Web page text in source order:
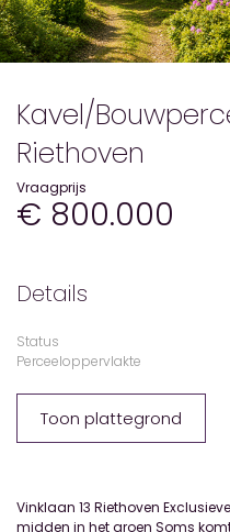
Kavel/
Riethoven
Vraagprijs
€ 800.000
Vinklaan 13 Riethoven
midden in het groen Soms
Details
Status
Perceeloppervlakte
Toon plattegrond